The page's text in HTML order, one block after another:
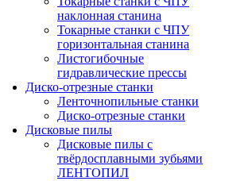
наклонная станина
Токарные станки с ЧПУ
горизонтальная станина
Листогибочные
гидравлические прессы
Диско-отрезные станки
Ленточнопильные станки
Диско-отрезные станки
Дисковые пилы
Дисковые пилы с
твёрдосплавными зубьями
ЛЕНТОПИЛ